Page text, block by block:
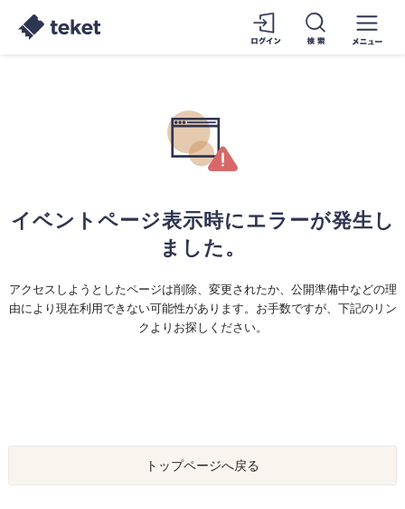
イベントページ表示時にエラーが発生し
ました。
アクセスしようとしたページは削除、変更されたか、公開準備中などの理
由により現在利用できない可能性があります。お手数ですが、下記のリン
クよりお探しください。
トップページへ戻る